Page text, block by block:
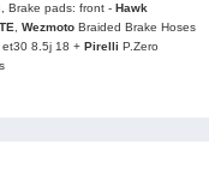
Brake pads: front -Hawk
,Wezmoto Braided Brake Hoses
et30 8.5j 18 +Pirelli P.Zero